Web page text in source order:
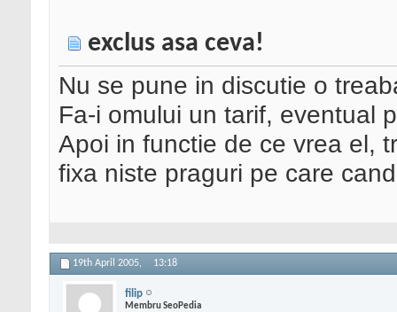
exclus asa ceva!
Nu se pune in discutie o
Fa-i omului un tarif, eventual
Apoi in functie de ce vrea el,
fixa niste praguri pe care
19th April 2005, 13:18
filip
Membru SeoPedia